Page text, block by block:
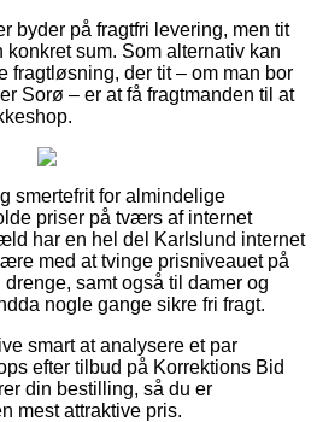
byder på fragtfri levering, men tit
konkret sum. Som alternativ kan
fragtløsning, der tit – om man bor
Sorø – er at få fragtmanden til at
smertefrit for almindelige
priser på tværs af internet
har en hel del Karlslund internet
med at tvinge prisniveauet på
samt også til damer og
nogle gange sikre fri fragt.
smart at analysere et par
efter tilbud på Korrektions Bid
din bestilling, så du er
mest attraktive pris.